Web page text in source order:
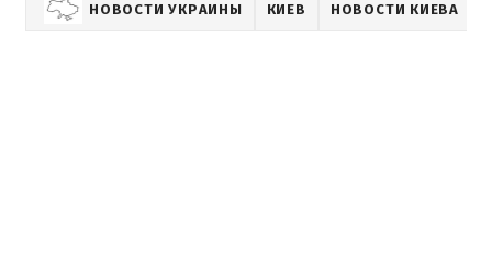
НОВОСТИ УКРАИНЫ КИЕВ НОВОСТИ КИЕВА